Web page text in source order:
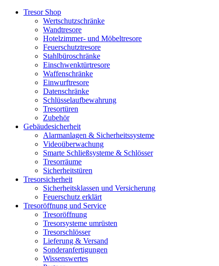
Tresor Shop
Wertschutzschränke
Wandtresore
Hotelzimmer- und Möbeltresore
Feuerschutztresore
Stahlbüroschränke
Einschwenktürtresore
Waffenschränke
Einwurftresore
Datenschränke
Schlüsselaufbewahrung
Tresortüren
Zubehör
Gebäudesicherheit
Alarmanlagen & Sicherheitssysteme
Videoüberwachung
Smarte Schließsysteme & Schlösser
Tresorräume
Sicherheitstüren
Tresorsicherheit
Sicherheitsklassen und Versicherung
Feuerschutz erklärt
Tresoröffnung und Service
Tresoröffnung
Tresorsysteme umrüsten
Tresorschlösser
Lieferung & Versand
Sonderanfertigungen
Wissenswertes